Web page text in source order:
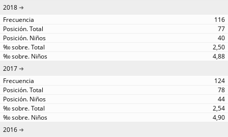
2018
116
77
40
2,50
4,88
2017
124
78
44
2,54
4,90
2016